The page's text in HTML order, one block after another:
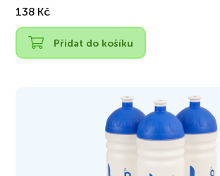
138 Kč
Přidat do košíku